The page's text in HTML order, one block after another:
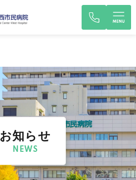
お知らせ
NEWS